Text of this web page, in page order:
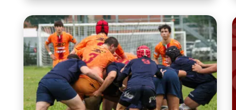
Valorugby Emilia vs Imola
Rugby del 20/10/24